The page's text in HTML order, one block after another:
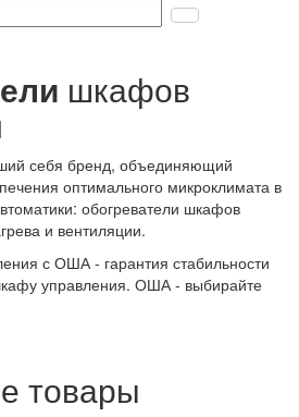
шкафов
себя бренд, объединяющий
оптимального микроклимата в
обогреватели шкафов
и вентиляции.
с ОША - гарантия стабильности
управления. ОША - выбирайте
товары